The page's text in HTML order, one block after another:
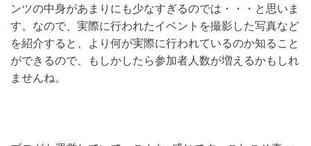
ンツの中身があまりにも少なすぎるのでは・・・と思いま
す。なので、実際に行われたイベントを撮影した写真など
を紹介すると、より何が実際に行われているのか知ること
ができるので、もしかしたら参加者人数が増えるかもしれ
ませんね。